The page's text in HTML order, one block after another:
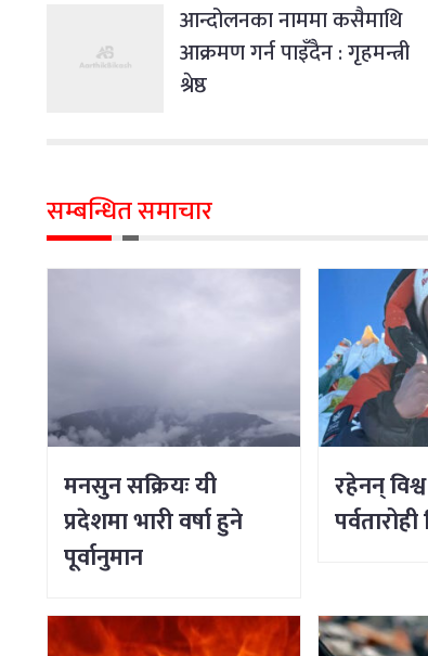
आन्दोलनका नाममा कसैमाथि
आक्रमण गर्न पाइँदैन : गृहमन्त्री
श्रेष्ठ
सम्बन्धित समाचार
मनसुन सक्रियः यी
प्रदेशमा भारी वर्षा हुने
पूर्वानुमान
रहेनन्